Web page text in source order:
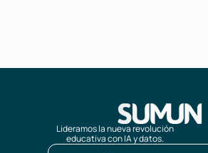
Lideramos la nueva revolución
educativa con IA y datos.